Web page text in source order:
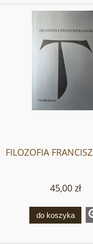
FILOZOFIA
45,00 zł
do koszyka